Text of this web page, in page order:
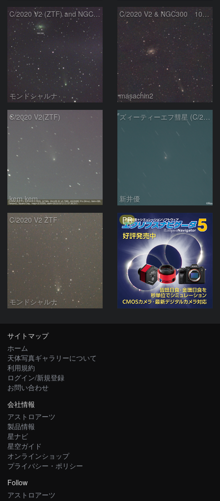
C/2020 V2 (ZTF) and NGC300
モンドシャルナ
C/2020 V2 & NGC300 10/15
masachin2
C/2020 V2(ZTF)
kem.kem
ズィーティーエフ彗星 (C/2020V2)：202309/12
新井優
C/2020 V2 ZTF
モンドシャルナ
PR
サイトマップ
ホーム
天体写真ギャラリーについて
利用規約
ログイン/新規登録
お問い合わせ
会社情報
アストロアーツ
製品情報
星ナビ
星空ガイド
オンラインショップ
プライバシー・ポリシー
Follow
アストロアーツ